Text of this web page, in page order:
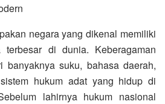
negara yang dikenal memiliki
terbesar di dunia. Keberagaman
banyaknya suku, bahasa daerah,
hukum adat yang hidup di
lahirnya hukum nasional